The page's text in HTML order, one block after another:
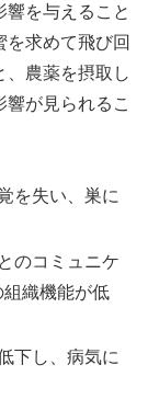
を与えること
求めて飛び回
、農薬を摂取し
が見られるこ
を失い、巣に
のコミュニケ
織機能が低
下し、病気に